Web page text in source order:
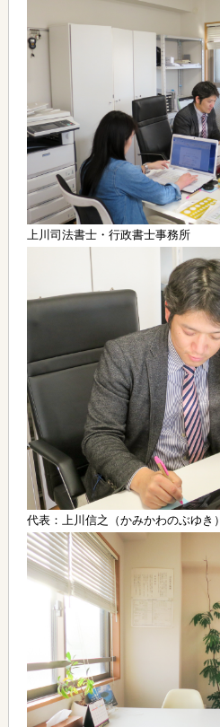
上川司法書士・行政書士事務所
代表：上川信之（かみかわのぶゆき）